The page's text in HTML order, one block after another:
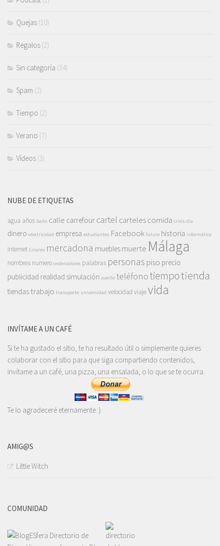
Quejas (10)
Regalos (2)
Sin categoría (34)
Spam (2)
Tiempo (2)
Verano (7)
Vídeos (3)
NUBE DE ETIQUETAS
agua años baño calle carrefour cartel cartelescomida crisis dia
dinero electricidad empresa estudiantes Facebook futuro historia informática
internet Linares mercadona muebles muerte Málaga
nombres numero ordenadores palabras personas piso precio
publicidad realidad simulación suerte teléfonotiempotienda
tiendas trabajo transporte universidad velocidad viajevida
INVÍTAME A UN CAFÉ
Si te ha gustado el sitio, te ha resultado útil o simplemente quieres
colaborar con el sitio para que siga compartiendo contenidos,
invítame a un café, una pizza, una ensalada, o lo que se te ocurra.
Te lo agradeceré eternamente :)
AMIG@S
Little Witch
COMUNIDAD